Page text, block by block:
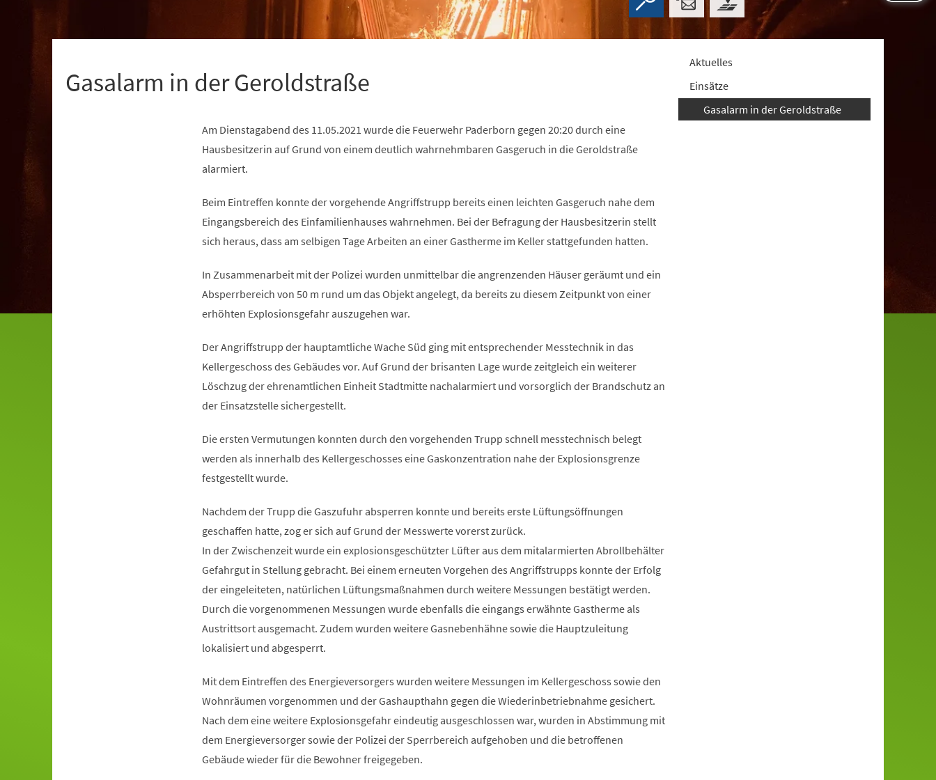
Gasalarm in der Geroldstraße
Am Dienstagabend des 11.05.2021 wurde die Feuerwehr Paderborn gegen 20:20 durch eine
Hausbesitzerin auf Grund von einem deutlich wahrnehmbaren Gasgeruch in die Geroldstraße
alarmiert.
Beim Eintreffen konnte der vorgehende Angriffstrupp bereits einen leichten Gasgeruch nahe dem
Eingangsbereich des Einfamilienhauses wahrnehmen. Bei der Befragung der Hausbesitzerin stellt
sich heraus, dass am selbigen Tage Arbeiten an einer Gastherme im Keller stattgefunden hatten.
In Zusammenarbeit mit der Polizei wurden unmittelbar die angrenzenden Häuser geräumt und ein
Absperrbereich von 50 m rund um das Objekt angelegt, da bereits zu diesem Zeitpunkt von einer
erhöhten Explosionsgefahr auszugehen war.
Der Angriffstrupp der hauptamtliche Wache Süd ging mit entsprechender Messtechnik in das
Kellergeschoss des Gebäudes vor. Auf Grund der brisanten Lage wurde zeitgleich ein weiterer
Löschzug der ehrenamtlichen Einheit Stadtmitte nachalarmiert und vorsorglich der Brandschutz an
der Einsatzstelle sichergestellt.
Die ersten Vermutungen konnten durch den vorgehenden Trupp schnell messtechnisch belegt
werden als innerhalb des Kellergeschosses eine Gaskonzentration nahe der Explosionsgrenze
festgestellt wurde.
Nachdem der Trupp die Gaszufuhr absperren konnte und bereits erste Lüftungsöffnungen
geschaffen hatte, zog er sich auf Grund der Messwerte vorerst zurück.
In der Zwischenzeit wurde ein explosionsgeschützter Lüfter aus dem mitalarmierten Abrollbehälter
Gefahrgut in Stellung gebracht. Bei einem erneuten Vorgehen des Angriffstrupps konnte der Erfolg
der eingeleiteten, natürlichen Lüftungsmaßnahmen durch weitere Messungen bestätigt werden.
Durch die vorgenommenen Messungen wurde ebenfalls die eingangs erwähnte Gastherme als
Austrittsort ausgemacht. Zudem wurden weitere Gasnebenhähne sowie die Hauptzuleitung
lokalisiert und abgesperrt.
Mit dem Eintreffen des Energieversorgers wurden weitere Messungen im Kellergeschoss sowie den
Wohnräumen vorgenommen und der Gashaupthahn gegen die Wiederinbetriebnahme gesichert.
Nach dem eine weitere Explosionsgefahr eindeutig ausgeschlossen war, wurden in Abstimmung mit
dem Energieversorger sowie der Polizei der Sperrbereich aufgehoben und die betroffenen
Gebäude wieder für die Bewohner freigegeben.
Aktuelles
Einsätze
Gasalarm in der Geroldstraße